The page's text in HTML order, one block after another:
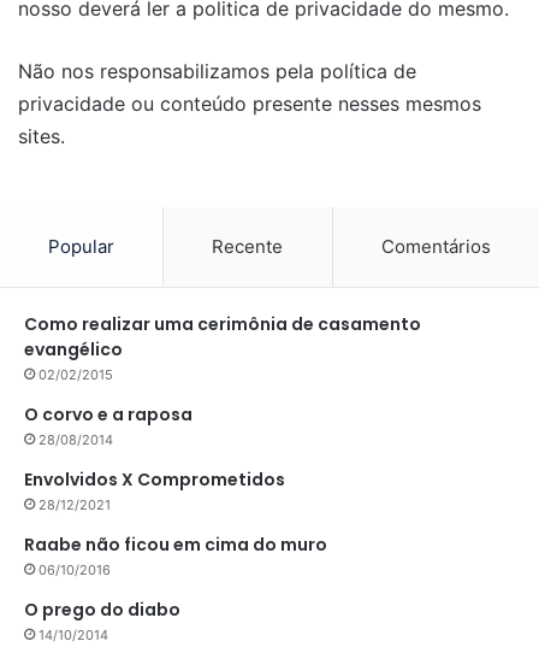
nosso deverá ler a politica de privacidade do mesmo.
Não nos responsabilizamos pela política de
privacidade ou conteúdo presente nesses mesmos
sites.
Popular Recente Comentários
Como realizar uma cerimônia de casamento
evangélico
02/02/2015
O corvo e a raposa
28/08/2014
Envolvidos X Comprometidos
28/12/2021
Raabe não ficou em cima do muro
06/10/2016
O prego do diabo
14/10/2014